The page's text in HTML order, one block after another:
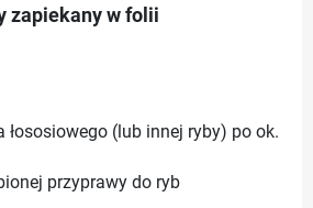
zapiekany w folii
łososiowego (lub innej ryby) po ok.
przyprawy do ryb